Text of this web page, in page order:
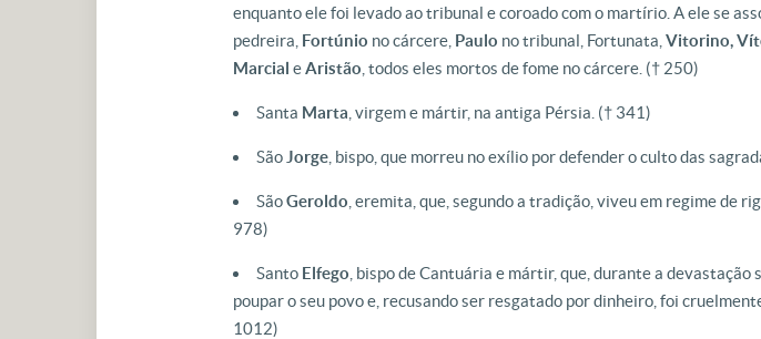
enquanto ele foi levado ao tribunal e coroado com o martírio. A ele se
pedreira, Fortúnio no cárcere, Paulo no tribunal, Fortunata, Vitorino,
Marcial eAristão , todos eles mortos de fome no cárcere. († 250)
Santa Marta , virgem e mártir, na antiga Pérsia. († 341)
São Jorge, bispo, que morreu no exílio por defender o culto das
SãoGeroldo , eremita, que, segundo a tradição, viveu em regime de
978)
Santo Elfego , bispo de Cantuária e mártir, que, durante a
poupar o seu povo e, recusando ser resgatado por dinheiro, foi
1012)